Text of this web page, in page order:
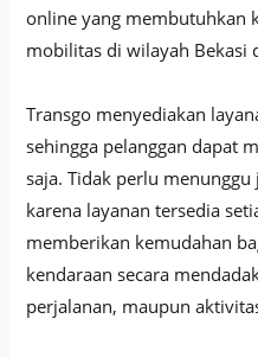
online yang membutuhkan
mobilitas di wilayah Bekasi
Transgo menyediakan
sehingga pelanggan dapat
saja. Tidak perlu
karena layanan tersedia
memberikan kemudahan
kendaraan secara
perjalanan, maupun